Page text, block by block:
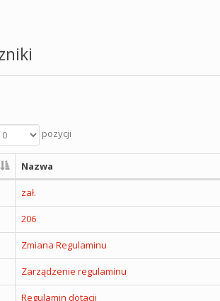
pozycji
Nazwa
zał.
206
Zmiana Regulaminu
Zarządzenie regulaminu
Regulamin dotacji